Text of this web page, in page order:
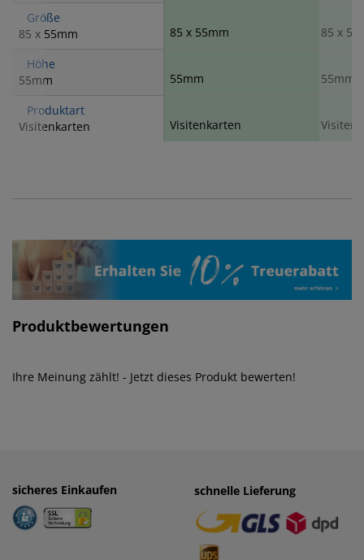
Größe
85 x 55mm
85 x 55mm 85 x
Höhe
55mm
55mm 55mm
Produktart
Visitenkarten
Visitenkarten
Produktbewertungen
Ihre Meinung zählt! - Jetzt dieses Produkt bewerten!
sicheres Einkaufen einfaches Zahlen
· Rechnung
· Vorkasse
schnelle Lieferung